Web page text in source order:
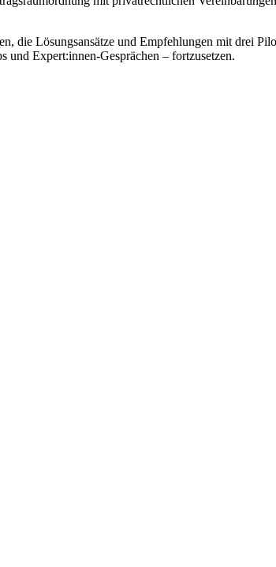
die Lösungsansätze und Empfehlungen mit drei
und Expert:innen-Gesprächen – fortzusetzen.